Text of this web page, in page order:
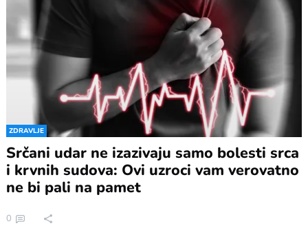
ZDRAVLJE
Srčani udar ne izazivaju samo bolesti srca
i krvnih sudova: Ovi uzroci vam verovatno
ne bi pali na pamet
0